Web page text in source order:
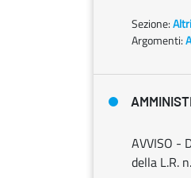
Sezione:
Argomenti:
AVVISO -
della L.R.